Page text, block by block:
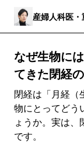
産婦人科医
なぜ生物に
てきた閉経
閉経は「月経（
物にとってどう
ょうか。実は
です。